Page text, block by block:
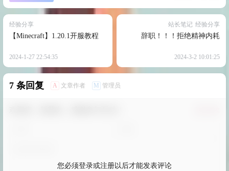
经验分享
【Minecraft】1.20.1开服教程
2024-1-27 22:54:35
站长笔记 经验分享
辞职！！！拒绝精神内耗
2024-3-2 10:01:25
7 条回复 A 文章作者 M 管理员
您必须登录或注册以后才能发表评论